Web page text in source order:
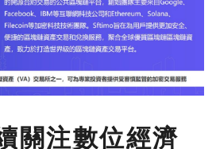
注數位經濟